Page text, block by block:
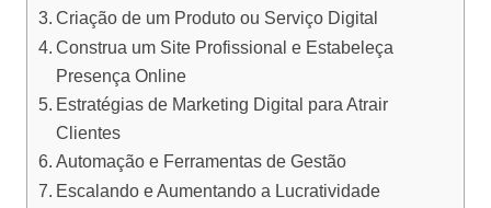
Criação de um Produto ou Serviço Digital
Construa um Site Profissional e Estabeleça
Presença Online
Estratégias de Marketing Digital para Atrair
Clientes
Automação e Ferramentas de Gestão
Escalando e Aumentando a Lucratividade